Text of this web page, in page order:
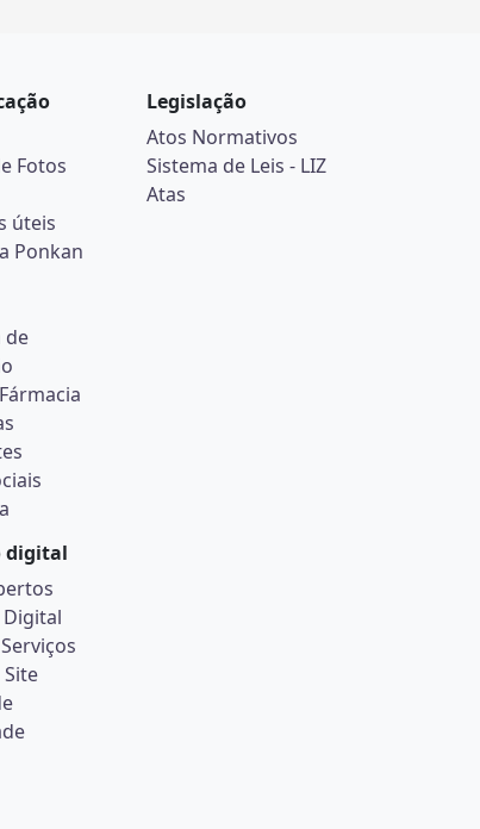
Fotos
úteis
Ponkan
de
Legislação
Atos Normativos
Sistema de Leis - LIZ
Atas
digital